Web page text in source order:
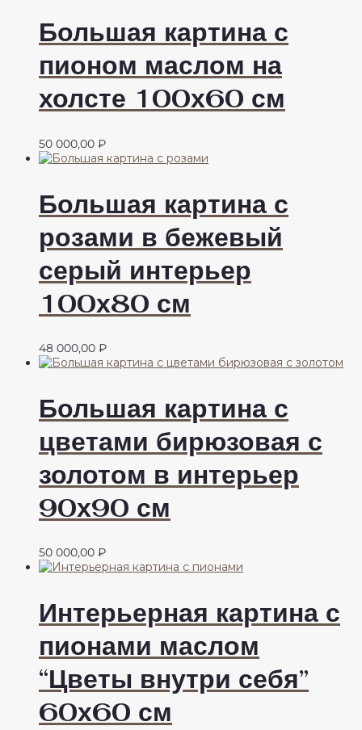
Большая картина с
пионом маслом на
холсте 100х60 см
50 000,00 ₽
Большая картина с
розами в бежевый
серый интерьер
100х80 см
48 000,00 ₽
Большая картина с
цветами бирюзовая с
золотом в интерьер
90х90 см
50 000,00 ₽
Интерьерная картина с
пионами маслом
“Цветы внутри себя”
60х60 см